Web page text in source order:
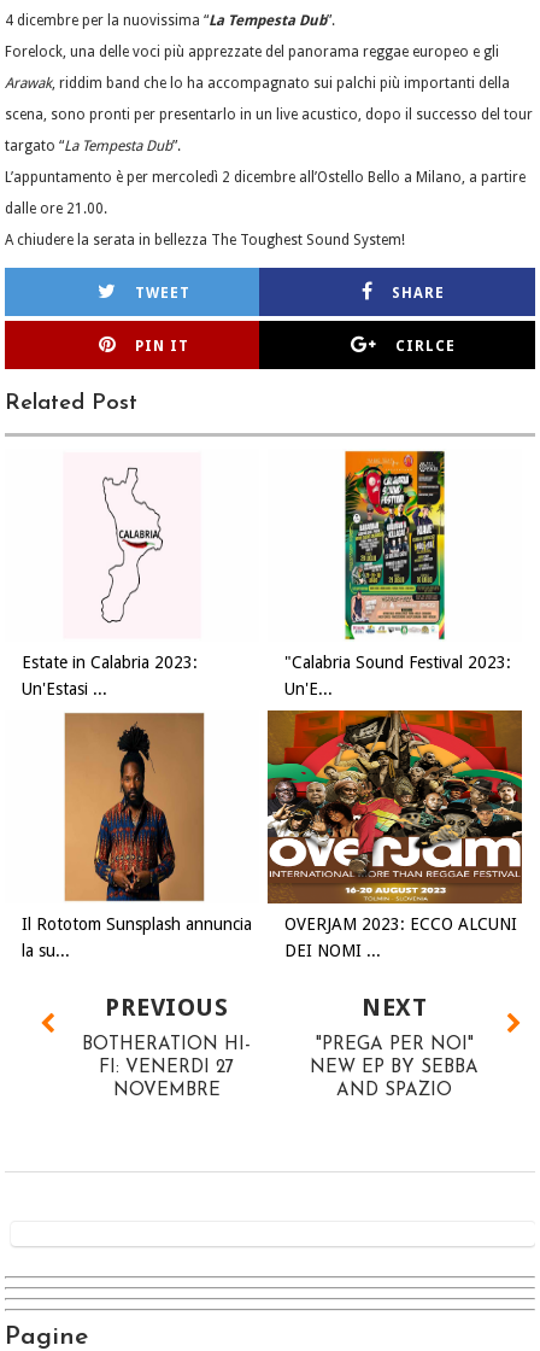
4 dicembre per la nuovissima “La Tempesta Dub”.
Forelock, una delle voci più apprezzate del panorama reggae europeo e gli
Arawak, riddim band che lo ha accompagnato sui palchi più importanti della
scena, sono pronti per presentarlo in un live acustico, dopo il successo del tour
targato “La Tempesta Dub”.
L’appuntamento è per mercoledì 2 dicembre all’Ostello Bello a Milano, a partire
dalle ore 21.00.
A chiudere la serata in bellezza The Toughest Sound System!
TWEET SHARE
PIN IT CIRLCE
Related Post
Estate in Calabria 2023:
Un'Estasi ...
"Calabria Sound Festival 2023:
Un'E...
Il Rototom Sunsplash annuncia
la su...
OVERJAM 2023: ECCO ALCUNI
DEI NOMI ...
NEXT
"PREGA PER NOI"
NEW EP BY SEBBA
AND SPAZIO
PREVIOUS
BOTHERATION HI-
FI: VENERDI 27
NOVEMBRE
Pagine